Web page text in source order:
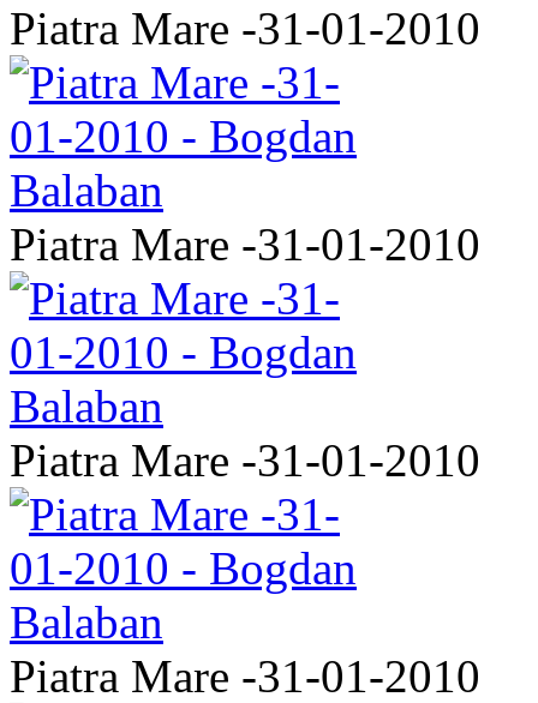
Piatra Mare -31-01-2010
Piatra Mare -31-01-2010
Piatra Mare -31-01-2010
Piatra Mare -31-01-2010